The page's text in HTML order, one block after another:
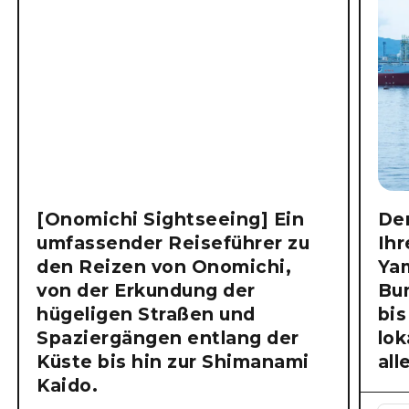
[Onomichi Sightseeing] Ein
umfassender Reiseführer zu
den Reizen von Onomichi,
von der Erkundung der
hügeligen Straßen und
Spaziergängen entlang der
Küste bis hin zur Shimanami
Kaido.